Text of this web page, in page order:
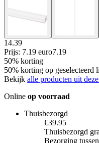
14.39
Prijs: 7.19 euro7.19
50% korting
50% korting op geselecteerd
Bekijk alle producten uit
Online op voorraad
Thuisbezorgd
€39.95
Thuisbezorgd
Bezorging